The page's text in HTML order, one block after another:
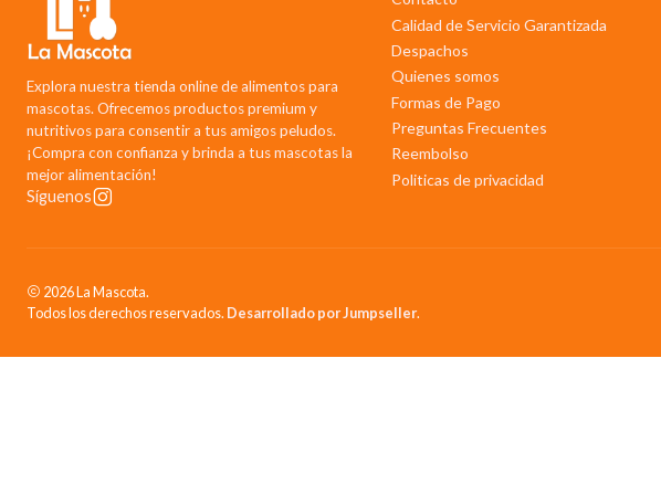
Explora nuestra tienda online de alimentos para
mascotas. Ofrecemos productos premium y
nutritivos para consentir a tus amigos peludos.
¡Compra con confianza y brinda a tus mascotas la
mejor alimentación!
Síguenos
Calidad de Servicio Garantizada
Despachos
Quienes somos
Formas de Pago
Preguntas Frecuentes
Reembolso
Politicas de privacidad
2026 La Mascota.
Todos los derechos reservados. Desarrollado por Jumpseller.